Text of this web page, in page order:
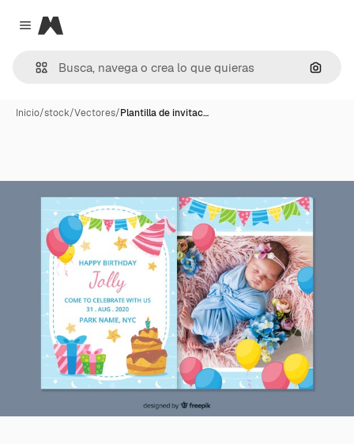
Close menu
Magnific
Inicio/stock/Vectores/Plantilla de invitac…